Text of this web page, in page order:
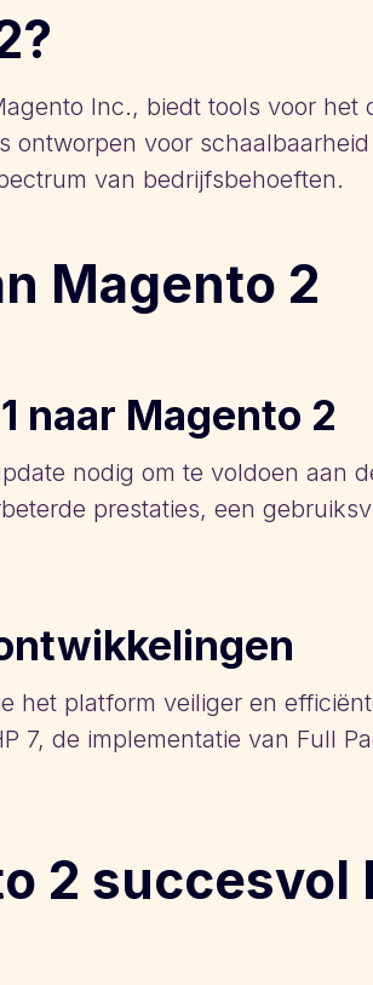
Inc., biedt tools voor het
voor
van bedrijfsbehoeften.
Magento 2
naar Magento 2
nodig om te voldoen aan
prestaties, een
het platform veiliger en
7, de implementatie van Full
2 succesvol